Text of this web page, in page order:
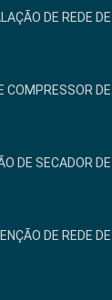
DE REDE
COMPRESSOR
DE SECADOR
DE REDE